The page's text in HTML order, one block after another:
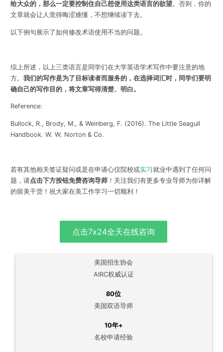
给大众的，那么一定要控制住自己想使用这类语言的欲望。否则，你的
文章就会让人觉得晦涩难懂，不想继续读下去。
以下例句展示了如何修改术语使用不当的问题。
综上所述，以上三类语言是同学们在大学英语学术写作中要注意的地
方。 我们的写作是为了目标读者而服务的，在选择词汇时，同学们要明
确自己的写作目的，将文章写得清楚、明白。
Reference:
Bullock, R., Brody, M., & Weinberg, F. (2016). The Little Seagull
Handbook. W. W. Norton & Co.
若有其他相关签证疑问或是在申请心仪院校或实习 就业中遇到了任何问
题， 请点击下方按钮免费咨询导师！ 关注我们有更多专业导师为你详解
的留美干货！ 祝大家在美工作学习一切顺利！
点击7x24全天在线咨询
美国招生协会
AIRC权威认证
80位
美国双语导师
10年+
名校申请经验